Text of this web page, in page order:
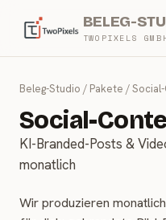
BELEG-
TWOPIXELS
Beleg-Studio / Pakete /
Social-
KI-Branded-Posts &
monatlich
Wir produzieren